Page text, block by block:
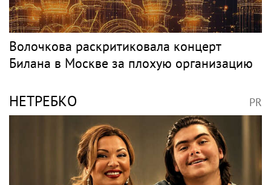
Волочкова раскритиковала концерт
Билана в Москве за плохую организацию
НЕТРЕБКО PR